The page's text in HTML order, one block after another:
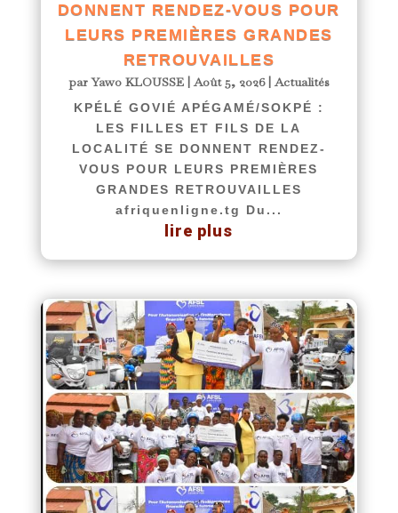
DONNENT RENDEZ-VOUS POUR
LEURS PREMIÈRES GRANDES
RETROUVAILLES
parYawo KLOUSSE|Août 5, 2026|Actualités
KPÉLÉ GOVIÉ APÉGAMÉ/SOKPÉ :
LES FILLES ET FILS DE LA
LOCALITÉ SE DONNENT RENDEZ-
VOUS POUR LEURS PREMIÈRES
GRANDES RETROUVAILLES
afriquenligne.tg Du...
lire plus